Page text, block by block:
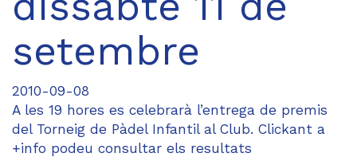
setembre
2010-09-08
A les 19 hores es celebrarà l’entrega de premis
del Torneig de Pàdel Infantil al Club. Clickant a
+info podeu consultar els resultats